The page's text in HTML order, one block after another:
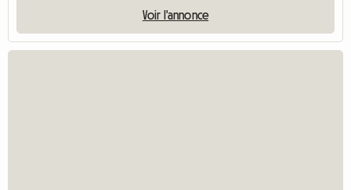
Voir l'annonce